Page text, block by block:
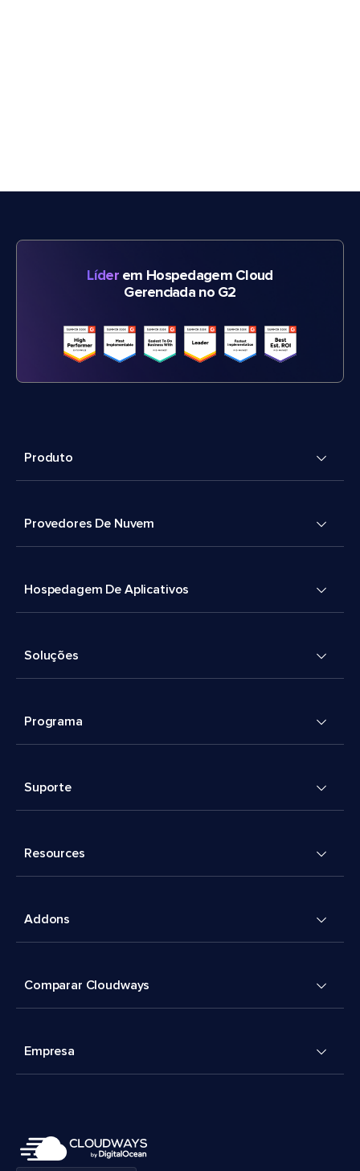
Líderem Hospedagem Cloud
Gerenciada no G2
Produto
Provedores De Nuvem
Hospedagem De Aplicativos
Soluções
Programa
Suporte
Resources
Addons
Comparar Cloudways
Empresa